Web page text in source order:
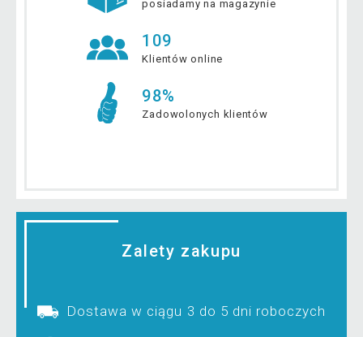
posiadamy na magazynie
109
Klientów online
98%
Zadowolonych klientów
Zalety zakupu
Dostawa w ciągu 3 do 5 dni roboczych